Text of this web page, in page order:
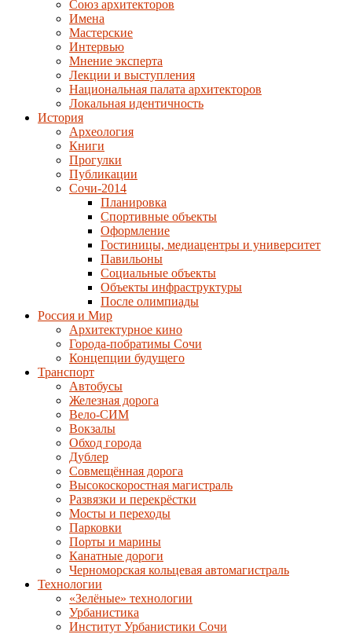
Союз архитекторов
Имена
Мастерские
Интервью
Мнение эксперта
Лекции и выступления
Национальная палата архитекторов
Локальная идентичность
История
Археология
Книги
Прогулки
Публикации
Сочи-2014
Планировка
Спортивные объекты
Оформление
Гостиницы, медиацентры и университет
Павильоны
Социальные объекты
Объекты инфраструктуры
После олимпиады
Россия и Мир
Архитектурное кино
Города-побратимы Сочи
Концепции будущего
Транспорт
Автобусы
Железная дорога
Вело-СИМ
Вокзалы
Обход города
Дублер
Совмещённая дорога
Высокоскоростная магистраль
Развязки и перекрёстки
Мосты и переходы
Парковки
Порты и марины
Канатные дороги
Черноморская кольцевая автомагистраль
Технологии
«Зелёные» технологии
Урбанистика
Институт Урбанистики Сочи